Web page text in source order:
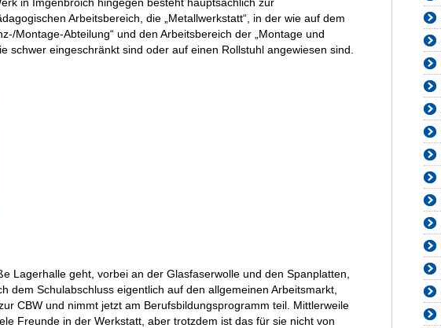
Arbeitsbereich, die „Metallwerkstatt“, in der wie auf dem
Montage-Abteilung“ und den Arbeitsbereich der „Montage und
schwer eingeschränkt sind oder auf einen Rollstuhl angewiesen sind.
Lagerhalle geht, vorbei an der Glasfaserwolle und den Spanplatten,
dem Schulabschluss eigentlich auf den allgemeinen Arbeitsmarkt,
CBW und nimmt jetzt am Berufsbildungsprogramm teil. Mittlerweile
Freunde in der Werkstatt, aber trotzdem ist das für sie nicht von